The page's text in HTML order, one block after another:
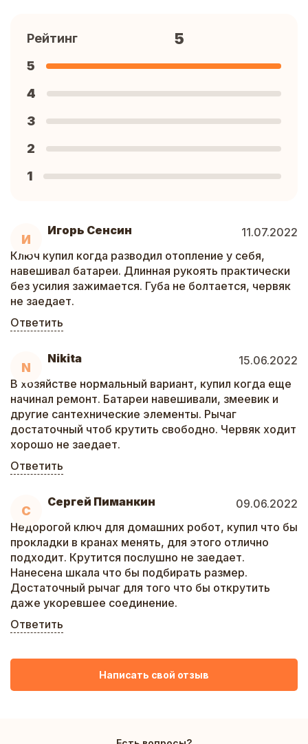
И
Игорь Сенсин
11.07.2022
Ключ купил когда разводил отопление у себя,
навешивал батареи. Длинная рукоять практически
без усилия зажимается. Губа не болтается, червяк
не заедает.
Ответить
N
Nikita
15.06.2022
В хозяйстве нормальный вариант, купил когда еще
начинал ремонт. Батареи навешивали, змеевик и
другие сантехнические элементы. Рычаг
достаточный чтоб крутить свободно. Червяк ходит
хорошо не заедает.
Ответить
С
Сергей Пиманкин
09.06.2022
Недорогой ключ для домашних робот, купил что бы
прокладки в кранах менять, для этого отлично
подходит. Крутится послушно не заедает.
Нанесена шкала что бы подбирать размер.
Достаточный рычаг для того что бы открутить
даже укоревшее соединение.
Ответить
Рейтинг 5
5
4
3
2
1
Написать свой отзыв